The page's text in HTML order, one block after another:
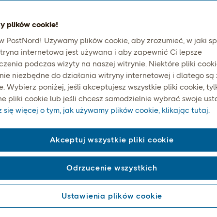
świecie.
zasięg dzięki
wiedzy specjalistycznej
wszystkie główne rynki, łącząc globalne sieci pocztowe z
handlowymi w celu zapewnienia niezawodności na dużą
wysyłka wymaga partnera, który zna lokalne przepisy
plików cookie!
PostNord! Używamy plików cookie, aby zrozumieć, w jaki
internetowa jest używana i aby zapewnić Ci lepsze
podczas wizyty na naszej witrynie. Niektóre pliki
niezbędne do działania witryny internetowej i dlatego są
Wybierz poniżej, jeśli akceptujesz wszystkie pliki cookie,
pliki cookie lub jeśli chcesz samodzielnie wybrać swoje
się więcej o tym, jak używamy plików cookie, klikając tutaj.
Ustawienia plików cookie
Odrzucenie wszystkich
Akceptuj wszystkie pliki cookie